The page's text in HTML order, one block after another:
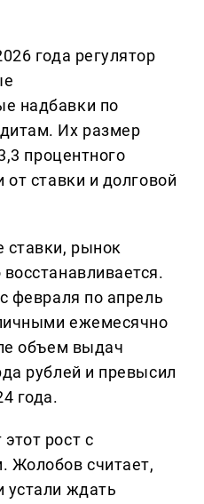
года регулятор
надбавки по
Их размер
процентного
от ставки и долговой
ставки, рынок
февраля по апрель
ежемесячно
объем выдач
рублей и превысил
года.
рост с
Жолобов считает,
устали ждать